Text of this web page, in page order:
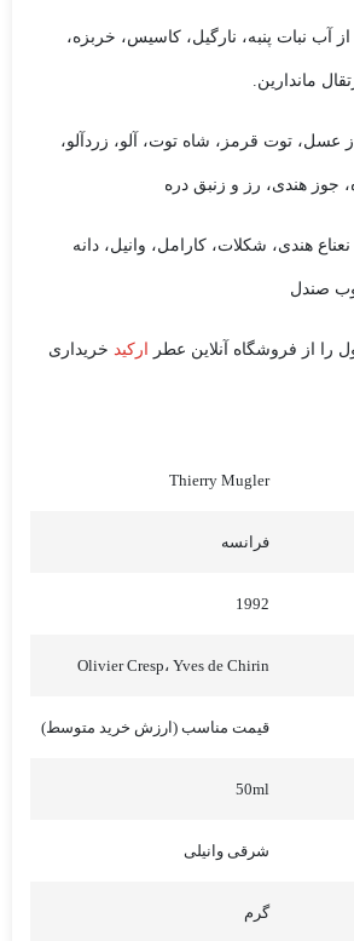
از آب نبات پنبه، نارگیل، کاسیس، خربزه،
ماندارین.
عسل، توت قرمز، شاه توت، آلو، زردآلو،
جوز هندی، رز و زنبق دره
هندی، شکلات، کارامل، وانیل، دانه
صندل
را از فروشگاه آنلاین عطر ارکید خریداری
Thierry Mugler
فرانسه
1992
Olivier Cresp، Yves de Chirin
قیمت مناسب (ارزش خرید متوسط)
50ml
شرقی وانیلی
گرم